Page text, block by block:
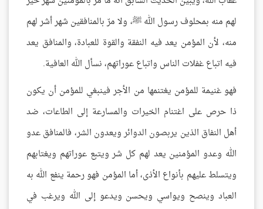
لهم منه بمحلوف رسول الله ﷺ، ولا مرّ بالمنافقين شهر أشر لهم
منه، لأن المؤمن يعد فيه النفقة والقوة للعبادة، والمنافق يعد
فيه اتباع غفلات الناس واتباع عوراتهم، نسأل الله العافية.
فهو غنيمة للمؤمن يغتنمها من الأجر فينبغي للمؤمن أن يكون
ذا حرص على اغتنام الخيرات والمسارعة إلى الطاعات، ضد
أهل النفاق الذين يربصون الدوائر ويعدون الشر، فالمنافق عدو
الله وعدو المؤمنين يعد لهم كل شر ويتبع عوراتهم ويغتابهم
ويتسلط عليهم بأنواع الأذى، أما المؤمن فهو رحمة ينفع الله به
العباد وينصح ويواسي ويحسن ويدعو إلى الله ويرغب في